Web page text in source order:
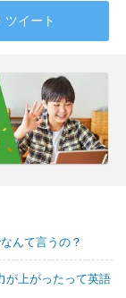
ツイート
んて言うの？
が上がったって英語